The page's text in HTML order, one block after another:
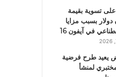
تسوية بقيمة
دولار بسبب مزايا
في آيفون 16
يعيد طرح فرضية
لمنشأ